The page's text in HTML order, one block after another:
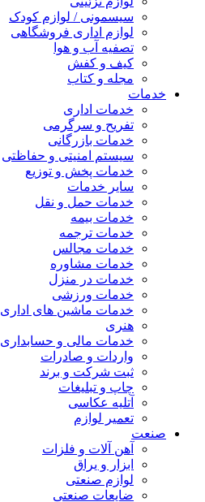
سیسمونی / لوازم کودک
لوازم اداری فروشگاهی
تصفیه آب و هوا
کیف و کفش
مجله و کتاب
خدمات
خدمات اداری
تفریح و سرگرمی
خدمات بازرگانی
سیستم امنیتی و حفاظتی
خدمات پخش و توزیع
سایر خدمات
خدمات حمل و نقل
خدمات بیمه
خدمات ترجمه
خدمات مجالس
خدمات مشاوره
خدمات در منزل
خدمات ورزشی
خدمات ماشین های اداری
هنری
خدمات مالی و حسابداری
واردات و صادرات
ثبت شرکت و برند
چاپ و تبلیغات
آتلیه عکاسی
تعمیر لوازم
صنعت
آهن آلات و فلزات
ابزار و یراق
لوازم صنعتی
ضایعات صنعتی